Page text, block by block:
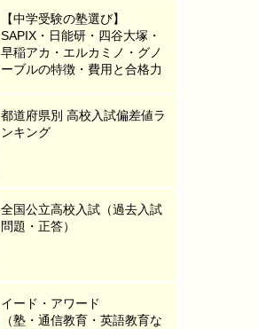
【中学受験の塾選び】
SAPIX・日能研・四谷大塚・
早稲アカ・エルカミノ・グノ
ーブルの特徴・費用と合格力
都道府県別 高校入試偏差値ラ
ンキング
全国公立高校入試（過去入試
問題・正答）
イード・アワード
（塾・通信教育・英語教育な